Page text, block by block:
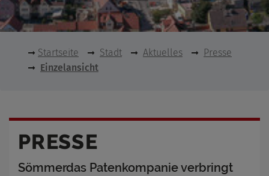
Startseite Stadt Aktuelles
Presse
Einzelansicht
PRESSE
Sömmerdas Patenkompanie verbringt